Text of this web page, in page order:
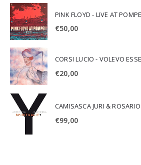
PINK FLOYD - LIVE AT
€50,00
CORSI LUCIO - VOLEVO
€20,00
CAMISASCA JURI &
€99,00